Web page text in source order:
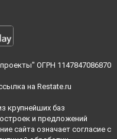
ОГРН 1147847086870
на Restate.ru
крупнейших баз
и предложений
сайта означает согласие с